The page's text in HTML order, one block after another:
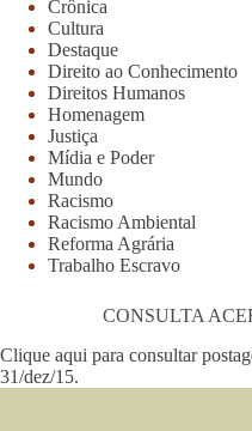
Crônica
Cultura
Destaque
Direito ao Conhecimento
Direitos Humanos
Homenagem
Justiça
Mídia e Poder
Mundo
Racismo
Racismo Ambiental
Reforma Agrária
Trabalho Escravo
CONSULTA
Clique aqui para consultar
31/dez/15.